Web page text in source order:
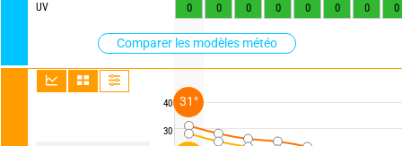
UV
Comparer les modèles météo
40
30
0
0 0 0 0 0 0 0
31°